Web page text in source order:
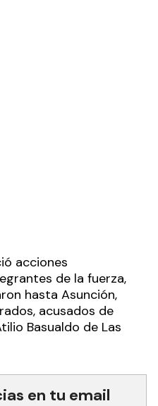
acciones
de la fuerza,
hasta Asunción,
acusados de
Basualdo de Las
en tu email